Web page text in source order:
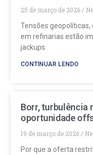
25 de março de 2026
Tensões
em refinarias estão
jackups
CONTINUAR LENDO
Borr, turbulência
oportunidade
19 de março de 2026
Por que a oferta